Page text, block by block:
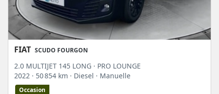
FIAT SCUDO FOURGON
2.0 MULTIJET 145 LONG · PRO LOUNGE
2022 · 50 854 km · Diesel · Manuelle
Occasion